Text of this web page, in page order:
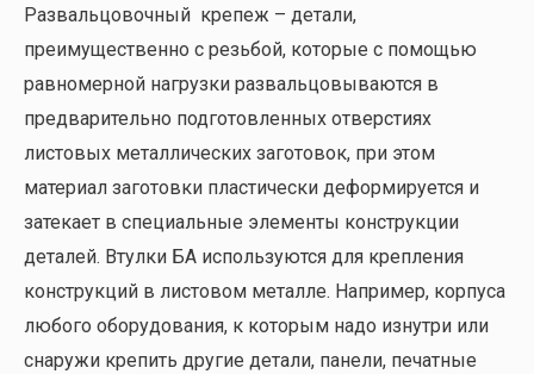
Развальцовочный крепеж – детали,
преимущественно с резьбой, которые с помощью
равномерной нагрузки развальцовываются в
предварительно подготовленных отверстиях
листовых металлических заготовок, при этом
материал заготовки пластически деформируется и
затекает в специальные элементы конструкции
деталей. Втулки БА используются для крепления
конструкций в листовом металле. Например, корпуса
любого оборудования, к которым надо изнутри или
снаружи крепить другие детали, панели, печатные